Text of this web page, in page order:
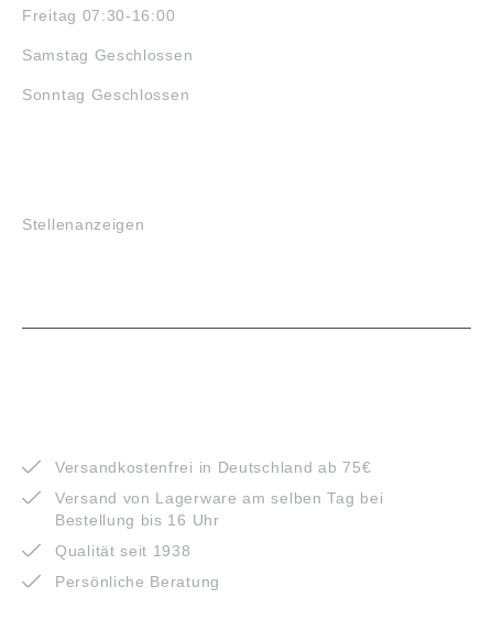
Freitag 07:30-16:00
Samstag Geschlossen
Sonntag Geschlossen
Stellenanzeigen
Versandkostenfrei in Deutschland ab 75€
Versand von Lagerware am selben Tag bei
Bestellung bis 16 Uhr
Qualität seit 1938
Persönliche Beratung